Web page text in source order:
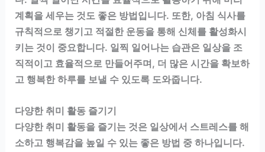
계획을 세우는 것도 좋은 방법입니다. 또한, 아침 식사를
규칙적으로 챙기고 적절한 운동을 통해 신체를 활성화시
키는 것이 중요합니다. 일찍 일어나는 습관은 일상을 조
직적이고 효율적으로 만들어주며, 더 많은 시간을 확보하
고 행복한 하루를 보낼 수 있도록 도와줍니다.
다양한 취미 활동 즐기기
다양한 취미 활동을 즐기는 것은 일상에서 스트레스를 해
소하고 행복감을 높일 수 있는 좋은 방법 중 하나입니다.